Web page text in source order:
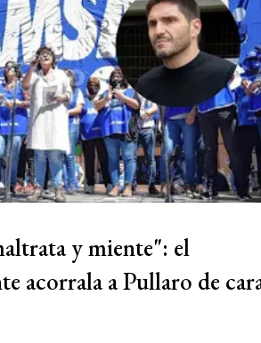
y miente": el
acorrala a Pullaro de